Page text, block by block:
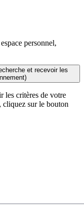
personnel,
et recevoir les
les critères de votre
cliquez sur le bouton